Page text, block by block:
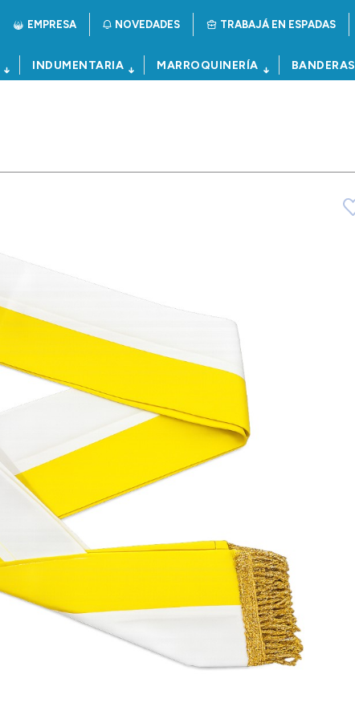
EMPRESA NOVEDADES TRABAJÁ EN ESPADAS
INDUMENTARIA MARROQUINERÍA BANDERAS